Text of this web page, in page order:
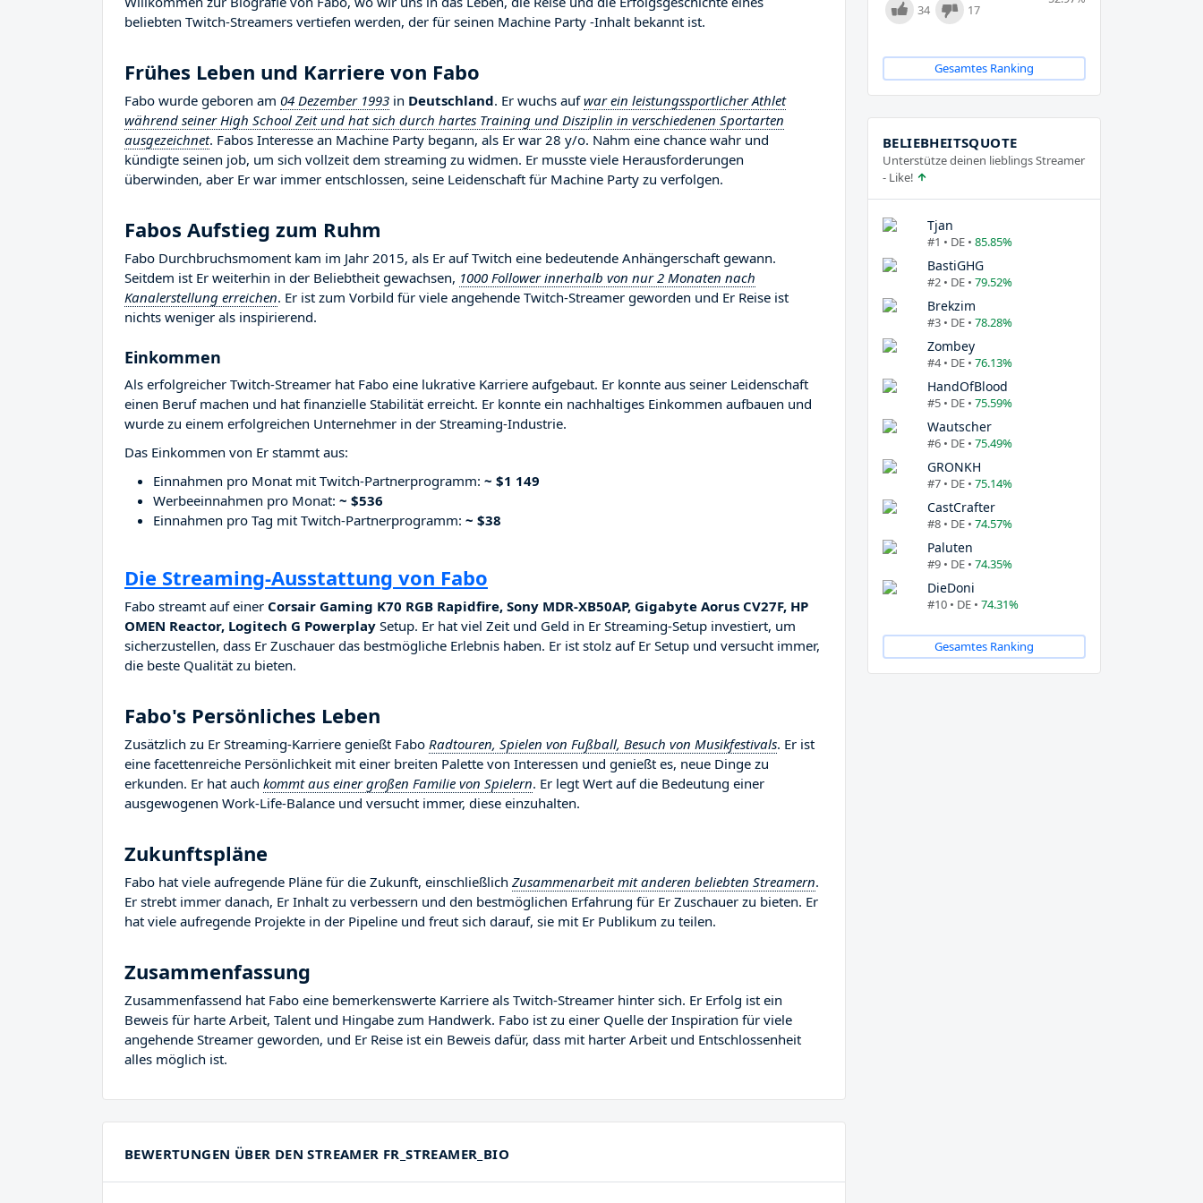
beliebten Twitch-Streamers vertiefen werden, der für seinen Machine Party -Inhalt bekannt ist.
Frühes Leben und Karriere von Fabo
Fabo wurde geboren am 04 Dezember 1993 in Deutschland. Er wuchs aufwar ein leistungssportlicher Athlet
während seiner High School Zeit und hat sich durch hartes Training und Disziplin in verschiedenen Sportarten
ausgezeichnet. Fabos Interesse an Machine Party begann, als Er war 28 y/o. Nahm eine chance wahr und
kündigte seinen job, um sich vollzeit dem streaming zu widmen. Er musste viele Herausforderungen
überwinden, aber Er war immer entschlossen, seine Leidenschaft für Machine Party zu verfolgen.
Fabos Aufstieg zum Ruhm
Fabo Durchbruchsmoment kam im Jahr 2015, als Er auf Twitch eine bedeutende Anhängerschaft gewann.
Seitdem ist Er weiterhin in der Beliebtheit gewachsen, 1000 Follower innerhalb von nur 2 Monaten nach
Kanalerstellung erreichen. Er ist zum Vorbild für viele angehende Twitch-Streamer geworden und Er Reise ist
nichts weniger als inspirierend.
Einkommen
Als erfolgreicher Twitch-Streamer hat Fabo eine lukrative Karriere aufgebaut. Er konnte aus seiner Leidenschaft
einen Beruf machen und hat finanzielle Stabilität erreicht. Er konnte ein nachhaltiges Einkommen aufbauen und
wurde zu einem erfolgreichen Unternehmer in der Streaming-Industrie.
Das Einkommen von Er stammt aus:
Einnahmen pro Monat mit Twitch-Partnerprogramm: ~ $1 149
Werbeeinnahmen pro Monat: ~ $536
Einnahmen pro Tag mit Twitch-Partnerprogramm: ~ $38
Die Streaming-Ausstattung von Fabo
Fabo streamt auf einer Corsair Gaming K70 RGB Rapidfire, Sony MDR-XB50AP, Gigabyte Aorus CV27F, HP
OMEN Reactor, Logitech G Powerplay Setup. Er hat viel Zeit und Geld in Er Streaming-Setup investiert, um
sicherzustellen, dass Er Zuschauer das bestmögliche Erlebnis haben. Er ist stolz auf Er Setup und versucht immer,
die beste Qualität zu bieten.
Fabo's Persönliches Leben
Zusätzlich zu Er Streaming-Karriere genießt Fabo Radtouren, Spielen von Fußball, Besuch von Musikfestivals. Er ist
eine facettenreiche Persönlichkeit mit einer breiten Palette von Interessen und genießt es, neue Dinge zu
erkunden. Er hat auch kommt aus einer großen Familie von Spielern. Er legt Wert auf die Bedeutung einer
ausgewogenen Work-Life-Balance und versucht immer, diese einzuhalten.
Zukunftspläne
Fabo hat viele aufregende Pläne für die Zukunft, einschließlich Zusammenarbeit mit anderen beliebten Streamern.
Er strebt immer danach, Er Inhalt zu verbessern und den bestmöglichen Erfahrung für Er Zuschauer zu bieten. Er
hat viele aufregende Projekte in der Pipeline und freut sich darauf, sie mit Er Publikum zu teilen.
Zusammenfassung
Zusammenfassend hat Fabo eine bemerkenswerte Karriere als Twitch-Streamer hinter sich. Er Erfolg ist ein
Beweis für harte Arbeit, Talent und Hingabe zum Handwerk. Fabo ist zu einer Quelle der Inspiration für viele
angehende Streamer geworden, und Er Reise ist ein Beweis dafür, dass mit harter Arbeit und Entschlossenheit
alles möglich ist.
BEWERTUNGEN ÜBER DEN STREAMER FR_STREAMER_BIO
34 17
Gesamtes Ranking
BELIEBHEITSQUOTE
Unterstütze deinen lieblings Streamer
- Like!
Tjan
#1 • DE • 85.85%
BastiGHG
#2 • DE • 79.52%
Brekzim
#3 • DE • 78.28%
Zombey
#4 • DE • 76.13%
HandOfBlood
#5 • DE • 75.59%
Wautscher
#6 • DE • 75.49%
GRONKH
#7 • DE • 75.14%
CastCrafter
#8 • DE • 74.57%
Paluten
#9 • DE • 74.35%
DieDoni
#10 • DE • 74.31%
Gesamtes Ranking